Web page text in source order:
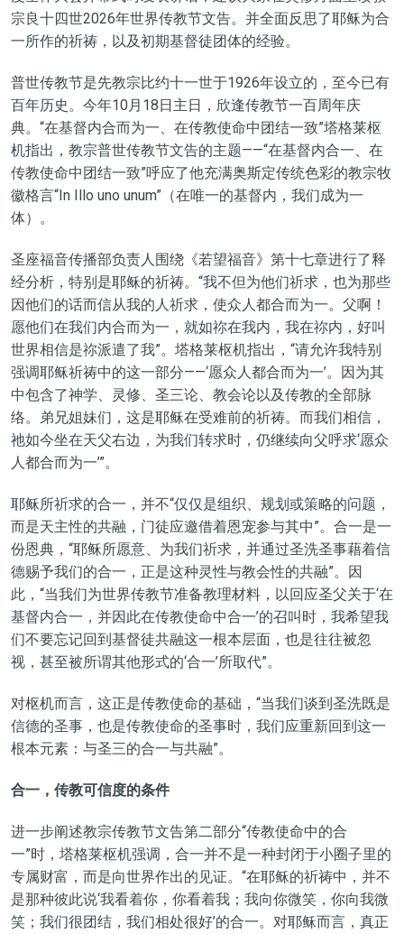
宗良十四世2026年世界传教节文告。并全面反思了耶稣为合
一所作的祈祷，以及初期基督徒团体的经验。
普世传教节是先教宗比约十一世于1926年设立的，至今已有
百年历史。今年10月18日主日，欣逢传教节一百周年庆
典。“在基督内合而为一、在传教使命中团结一致”塔格莱枢
机指出，教宗普世传教节文告的主题——“在基督内合一、在
传教使命中团结一致”呼应了他充满奥斯定传统色彩的教宗牧
徽格言“In Illo uno unum”（在唯一的基督内，我们成为一
体）。
圣座福音传播部负责人围绕《若望福音》第十七章进行了释
经分析，特别是耶稣的祈祷。“我不但为他们祈求，也为那些
因他们的话而信从我的人祈求，使众人都合而为一。父啊！
愿他们在我们内合而为一，就如祢在我内，我在祢内，好叫
世界相信是祢派遣了我”。塔格莱枢机指出，“请允许我特别
强调耶稣祈祷中的这一部分——‘愿众人都合而为一’。因为其
中包含了神学、灵修、圣三论、教会论以及传教的全部脉
络。弟兄姐妹们，这是耶稣在受难前的祈祷。而我们相信，
祂如今坐在天父右边，为我们转求时，仍继续向父呼求‘愿众
人都合而为一’”。
耶稣所祈求的合一，并不“仅仅是组织、规划或策略的问题，
而是天主性的共融，门徒应邀借着恩宠参与其中”。合一是一
份恩典，“耶稣所愿意、为我们祈求，并通过圣洗圣事藉着信
德赐予我们的合一，正是这种灵性与教会性的共融”。因
此，“当我们为世界传教节准备教理材料，以回应圣父关于‘在
基督内合一，并因此在传教使命中合一’的召叫时，我希望我
们不要忘记回到基督徒共融这一根本层面，也是往往被忽
视，甚至被所谓其他形式的‘合一’所取代”。
对枢机而言，这正是传教使命的基础，“当我们谈到圣洗既是
信德的圣事，也是传教使命的圣事时，我们应重新回到这一
根本元素：与圣三的合一与共融”。
合一，传教可信度的条件
进一步阐述教宗传教节文告第二部分“传教使命中的合
一”时，塔格莱枢机强调，合一并不是一种封闭于小圈子里的
专属财富，而是向世界作出的见证。“在耶稣的祈祷中，并不
是那种彼此说‘我看着你，你看着我；我向你微笑，你向我微
笑；我们很团结，我们相处很好’的合一。对耶稣而言，真正